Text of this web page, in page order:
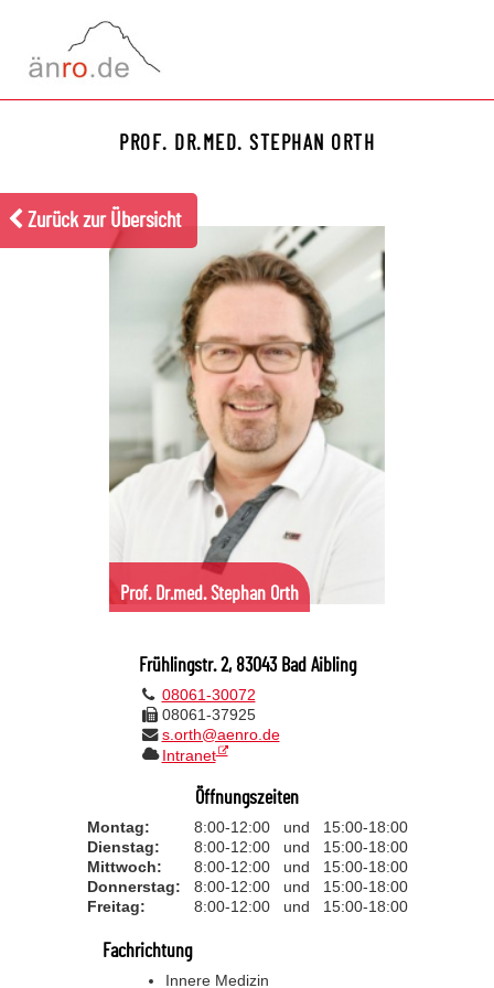
MENÜ
PROF. DR.MED. STEPHAN ORTH
Zurück zur Übersicht
Prof. Dr.med.Stephan Orth
Frühlingstr. 2, 83043 Bad Aibling
08061-30072
08061-37925
s.orth@aenro.de
Intranet
Öffnungszeiten
Montag: 8:00-12:00 und
15:00-18:00
Dienstag:
8:00-12:00 und
15:00-18:00
Mittwoch:
8:00-12:00 und
15:00-18:00
Donnerstag:
8:00-12:00 und
15:00-18:00
Freitag:
8:00-12:00 und 15:00-18:00
Fachrichtung
Innere Medizin